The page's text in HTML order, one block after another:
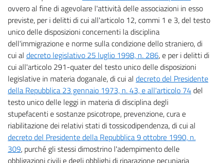
ovvero al fine di agevolare l'attività delle associazioni in esso
previste, per i delitti di cui all'articolo 12, commi 1 e 3, del testo
unico delle disposizioni concernenti la disciplina
dell'immigrazione e norme sulla condizione dello straniero, di
cui al decreto legislativo 25 luglio 1998, n. 286, e per i delitti di
cui all'articolo 291-quater del testo unico delle disposizioni
legislative in materia doganale, di cui al decreto del Presidente
della Repubblica 23 gennaio 1973, n. 43, e all'articolo 74del
testo unico delle leggi in materia di disciplina degli
stupefacenti e sostanze psicotrope, prevenzione, cura e
riabilitazione dei relativi stati di tossicodipendenza, di cui al
decreto del Presidente della Repubblica 9 ottobre 1990, n.
309, purché gli stessi dimostrino l'adempimento delle
obbligazioni civili e degli obblighi di riparazione pecuniaria